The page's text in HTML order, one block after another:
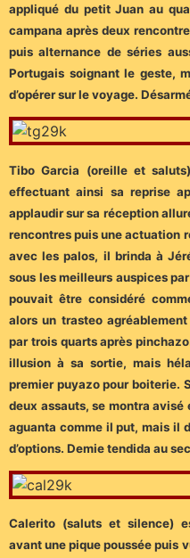
appliqué du petit Juan au
campana après deux
puis alternance de séries
Portugais soignant le geste,
d’opérer sur le voyage.
Tibo Garcia (oreille et
effectuant ainsi sa reprise
applaudir sur sa réception
rencontres puis une actuation
avec les palos, il brinda à
sous les meilleurs auspices
pouvait être considéré
alors un trasteo
par trois quarts après
illusion à sa sortie, mais
premier puyazo pour boiterie.
deux assauts, se montra avisé
aguanta comme il put, mais il
d’options. Demie tendida au
Calerito (saluts et silence)
avant une pique poussée puis